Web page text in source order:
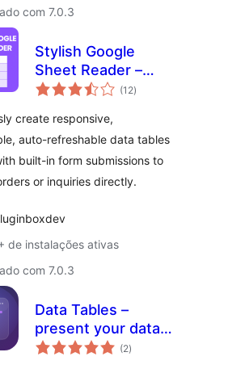
com 7.0.3
Stylish Google
Sheet Reader –
Embed Google
Interactive Tables
with Built-in Form
Submissions
(12total
de
)
create responsive,
auto-refreshable data tables
built-in form submissions to
or inquiries directly.
de instalações ativas
com 7.0.3
Data Tables –
present your data
in clean,
(2total
de
)